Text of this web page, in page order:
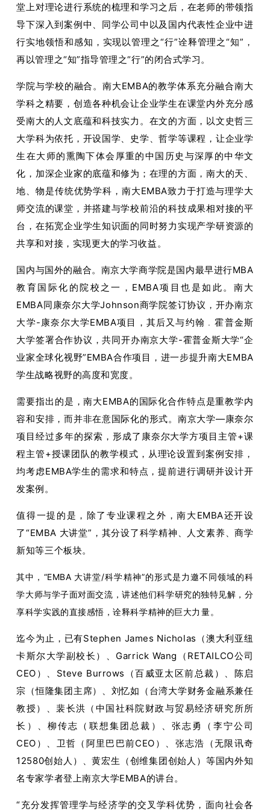
堂上对理论进行系统的梳理和学习之后，在老师的带领指
导下深入到案例中、同学公司中以及国内代表性企业中进
行实地领悟和感知，实现以管理之“行”诠释管理之“知”，
再以管理之“知”指导管理之“行”的闭合式学习。
学院与学校的融合。南大EMBA的教学体系充分融合南大
学科之精要，创造各种机会让企业学生在课堂内外充分感
受南大的人文底蕴和科技实力。在文的方面，以文史哲三
大学科为依托，开设国学、史学、哲学等课程，让企业学
生在大师的熏陶下体会厚重的中国历史与深厚的中华文
化，加深企业家的底蕴和修为；在理的方面，南大的天、
地、物是传统优势学科，南大EMBA致力于打造与理学大
师交流的课堂，并搭建与学校前沿的科技成果相对接的平
台，在拓宽企业学生知识面的同时努力实现产学研资源的
共享和对接，实现更大的学习收益。
国内与国外的融合。南京大学商学院是国内最早进行MBA
教育国际化的院校之一，EMBA项目也是如此。南大
EMBA同康奈尔大学Johnson商学院签订协议，开办南京
大学-康奈尔大学EMBA项目，其后又与约翰﹒霍普金斯
大学签署合作协议，共同开办南京大学-霍普金斯大学“企
业家全球化视野”EMBA合作项目，进一步提升南大EMBA
学生战略视野的高度和宽度。
需要指出的是，南大EMBA的国际化合作特点是重教学内
容和安排，而并非在意国际化的形式。南京大学—康奈尔
项目经过多年的探索，形成了康奈尔大学方项目主管+课
程主管+授课团队的教学模式，从理论设置到案例安排，
均考虑EMBA学生的需求和特点，提前进行调研并设计开
发案例。
值得一提的是，除了专业课程之外，南大EMBA还开设
了“EMBA 大讲堂”，其分设了科学精神、人文素养、商学
新知等三个板块。
其中，“EMBA 大讲堂/科学精神”的形式是力邀不同领域的科
学大师与学子面对面交流，讲述他们科学研究的独特见解，分
享科学实践的直接感悟，诠释科学精神的巨大力 量。
迄今为止，已有Stephen James Nicholas（澳大利亚纽
卡斯尔大学副校长）、Garrick Wang（RETAILCO公司
CEO）、Steve Burrows（百威亚太区前总裁）、陈启
宗（恒隆集团主席）、刘忆如（台湾大学财务金融系兼任
教授）、裴长洪（中国社科院财政与贸易经济研究所所
长）、柳传志（联想集团总裁）、张志勇（李宁公司
CEO）、卫哲（阿里巴巴前CEO）、张志浩（无限讯奇
12580创始人）、黄宏生（创维集团创始人）等国内外知
名专家学者登上南京大学EMBA的讲台。
“充分发挥管理学与经济学的交叉学科优势，面向社会各